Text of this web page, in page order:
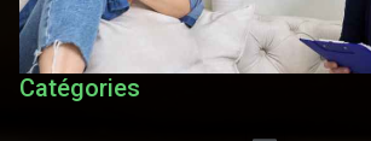
Catégories